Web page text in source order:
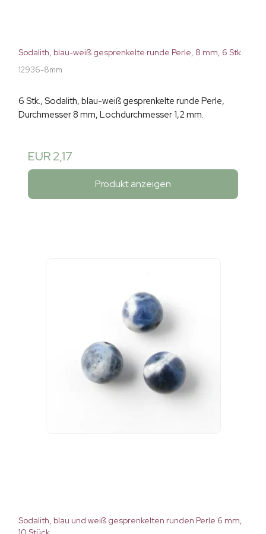
Sodalith, blau-weiß gesprenkelte runde Perle, 8 mm, 6 Stk.
12936-8mm
6 Stk., Sodalith, blau-weiß gesprenkelte runde Perle,
Durchmesser 8 mm, Lochdurchmesser 1,2 mm.
EUR 2,17
Produkt anzeigen
Sodalith, blau und weiß gesprenkelten runden Perle 6 mm,